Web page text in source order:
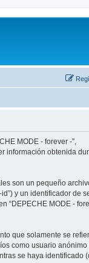
MODE - forever -”,
información obtenida
son un pequeño
y un identificador de
“DEPECHE MODE -
que solamente se
como usuario
se haya identificado